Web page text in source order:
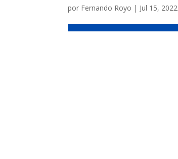
por Fernando Royo | Jul 15, 2022